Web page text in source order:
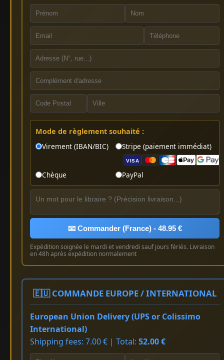
Mode de règlement souhaité :
Virement (IBAN/BIC)
Stripe (paiement immédiat)
VISA
Chèque PayPal
📧 Commander (France) - 48.95 €
Expédition soignée le mardi et vendredi sauf jours fériés. Livraison
en 48h après expédition normalement
🇪🇺 COMMANDE EUROPE / INTERNATIONAL
European Union Delivery (UPS or Colissimo
International)
Shipping fees: 7.00 € | Total: 52.00 €